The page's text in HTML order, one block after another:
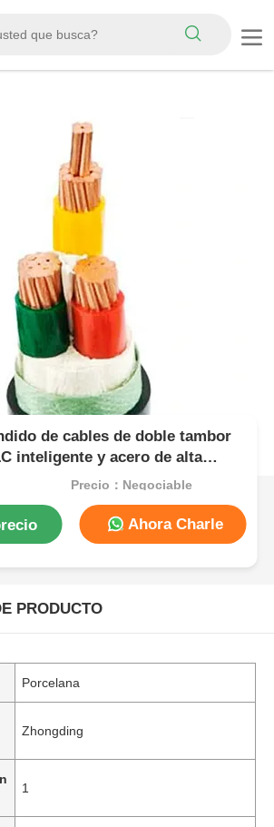
de cables de doble tambor
inteligente y acero de alta
Precio：Negociable
Ahora Charle
PRODUCTO
Porcelana
Zhongding
1